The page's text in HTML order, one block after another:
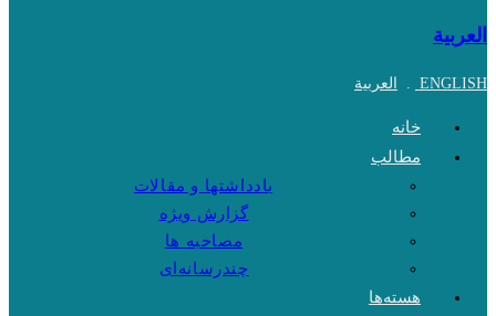
العربية
ENGLISH
. العربية
خانه
مطالب
یادداشتها و مقالات
گزارش ویژه
مصاحبه ها
چندرسانه‌ای
هسته‌ها